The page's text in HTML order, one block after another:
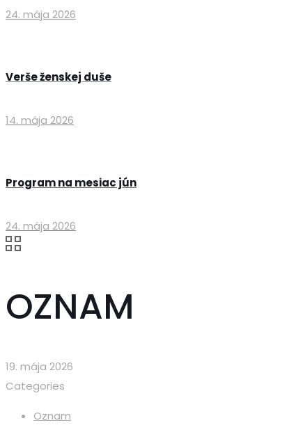
24. mája 2026
Verše ženskej duše
14. mája 2026
Program na mesiac jún
24. mája 2026
OZNAM
19. mája 2026
Categories
Oznam